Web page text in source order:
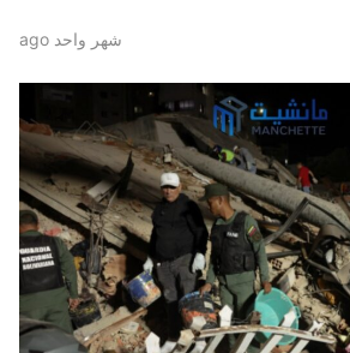
شهر واحد ago